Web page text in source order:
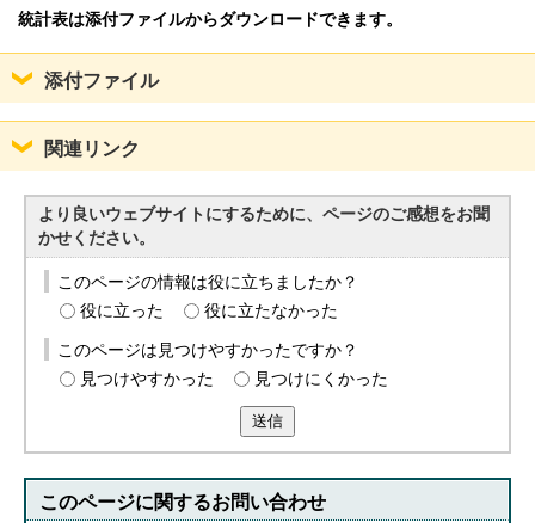
統計表は添付ファイルからダウンロードできます。
添付ファイル
関連リンク
より良いウェブサイトにするために、ページのご感想をお聞
かせください。
このページの情報は役に立ちましたか？
役に立った
役に立たなかった
このページは見つけやすかったですか？
見つけやすかった
見つけにくかった
送信
このページに関するお問い合わせ